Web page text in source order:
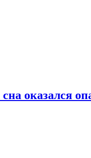
оказался